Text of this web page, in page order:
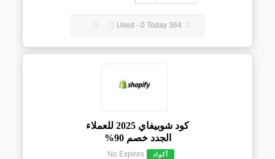
كود شوبيفاي 2025 للعملاء
الجدد خصم 90%
أكواد No Expires